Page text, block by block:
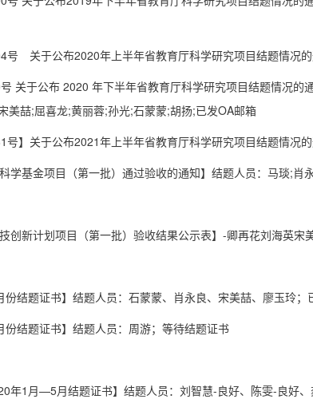
号 关于公布2020年上半年省教育厅科学研究项目结题情况
号 关于公布 2020 年下半年省教育厅科学研究项目结题情况
美喆;屈喜龙;黄丽蓉;孙光;石蒙蒙;胡扬;已发OA邮箱
号】关于公布2021年上半年省教育厅科学研究项目结题情
科学基金项目（第一批）通过验收的通知】结题人员：马琰;
创新计划项目（第一批）验收结果公示表】-卿再花刘海英宋
份结题证书】结题人员：石蒙蒙、肖永良、宋美喆、廖玉玲；
份结题证书】结题人员：周游；等待结题证书
年1月—5月结题证书】结题人员：刘智慧-良好、陈雯-良好